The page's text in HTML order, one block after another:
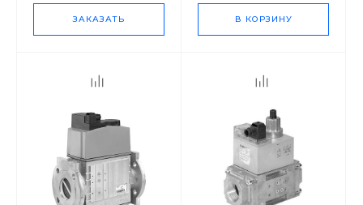
ЗАКАЗАТЬ В КОРЗИНУ